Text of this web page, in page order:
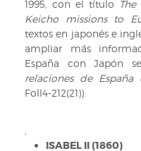
y
drcha
abajo:
Miguel
Chijiwa.
ilustrados
por
1995, con el título
Keicho missions to
textos en japonés e
ampliar más
España con Japón
relaciones de
Foll4-212(21)).
ISABEL II (1860)